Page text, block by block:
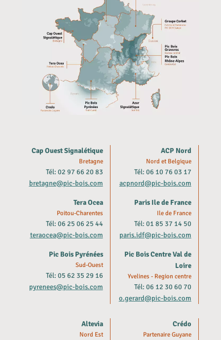
Cap Ouest Signalétique
Bretagne
Tél: 02 97 66 20 83
bretagne@pic-bois.com
Tera Ocea
Poitou-Charentes
Tél: 06 25 06 25 44
teraocea@pic-bois.com
Pic Bois Pyrénées
Sud-Ouest
Tél: 05 62 35 29 16
pyrenees@pic-bois.com
ACP Nord
Nord et Belgique
Tél: 06 10 76 03 17
acpnord@pic-bois.com
Paris Ile de France
Ile de France
Tél: 01 85 37 14 50
paris.idf@pic-bois.com
Pic Bois Centre Val de
Loire
Yvelines - Region centre
Tél: 06 12 30 60 70
o.gerard@pic-bois.com
Altevia
Nord Est
Crédo
Partenaire Guyane